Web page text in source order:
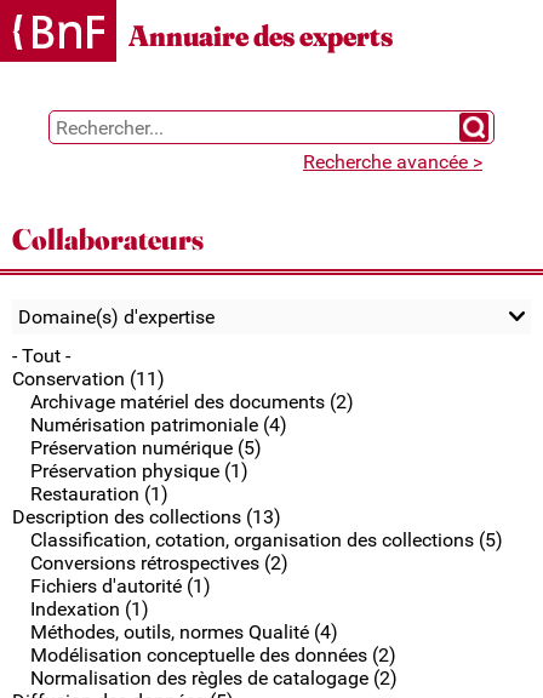
Gestion des cookies
Annuaire des experts
Chercher
Recherche avancée >
Collaborateurs
Domaine(s) d'expertise
- Tout -
Conservation (11)
Archivage matériel des documents (2)
Numérisation patrimoniale (4)
Préservation numérique (5)
Préservation physique (1)
Restauration (1)
Description des collections (13)
Classification, cotation, organisation des collections (5)
Conversions rétrospectives (2)
Fichiers d'autorité (1)
Indexation (1)
Méthodes, outils, normes Qualité (4)
Modélisation conceptuelle des données (2)
Normalisation des règles de catalogage (2)